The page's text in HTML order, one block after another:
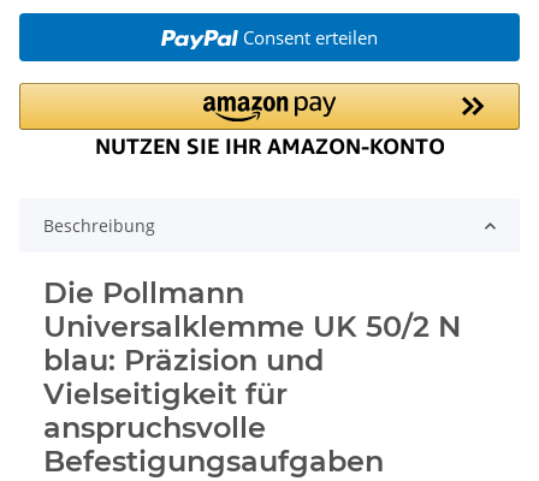
Consent erteilen
Beschreibung
Die Pollmann
Universalklemme UK 50/2 N
blau: Präzision und
Vielseitigkeit für
anspruchsvolle
Befestigungsaufgaben